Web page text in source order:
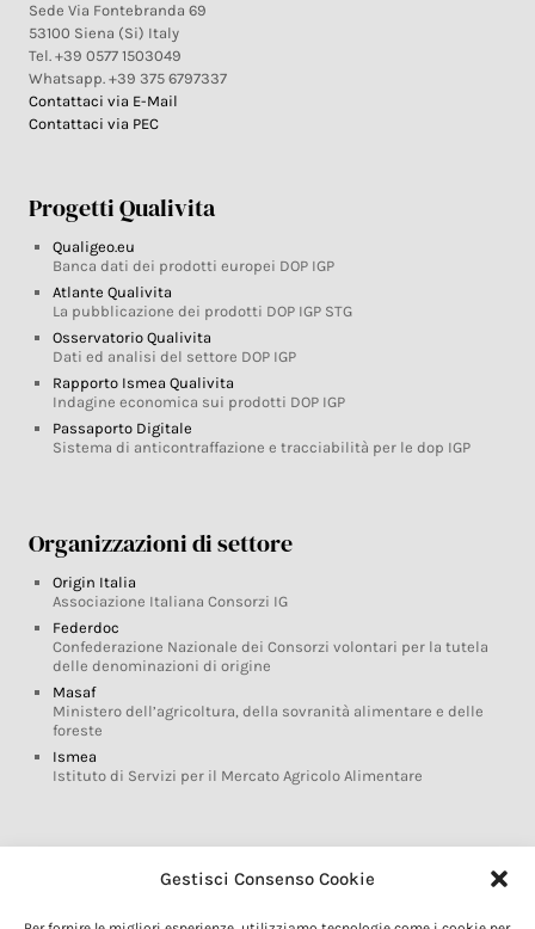
Gestisci Consenso Cookie
Sede Via Fontebranda 69
53100 Siena (Si) Italy
Tel. +39 0577 1503049
Whatsapp. +39 375 6797337
Contattaci via E-Mail
Contattaci via PEC
Progetti Qualivita
Qualigeo.eu
Banca dati dei prodotti europei DOP IGP
Atlante Qualivita
La pubblicazione dei prodotti DOP IGP STG
Osservatorio Qualivita
Dati ed analisi del settore DOP IGP
Rapporto Ismea Qualivita
Indagine economica sui prodotti DOP IGP
Passaporto Digitale
Sistema di anticontraffazione e tracciabilità per le dop IGP
Organizzazioni di settore
Origin Italia
Associazione Italiana Consorzi IG
Federdoc
Confederazione Nazionale dei Consorzi volontari per la tutela
delle denominazioni di origine
Masaf
Ministero dell’agricoltura, della sovranità alimentare e delle
foreste
Ismea
Istituto di Servizi per il Mercato Agricolo Alimentare
Glossario DOP IGP